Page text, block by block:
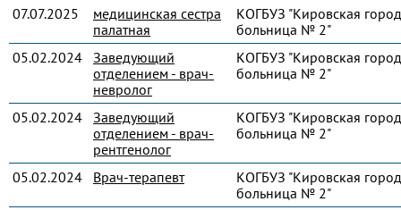
07.07.2025
медицинская сестра
палатная
КОГБУЗ "Кировская
больница № 2"
05.02.2024 Заведующий
отделением - врач-
невролог
КОГБУЗ "Кировская
больница № 2"
05.02.2024 Заведующий
отделением - врач-
рентгенолог
КОГБУЗ "Кировская
больница № 2"
05.02.2024 Врач-терапевт
КОГБУЗ "Кировская
больница № 2"